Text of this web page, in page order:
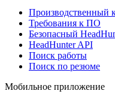
Производственный
Требования к ПО
Безопасный
HeadHunter API
Поиск работы
Поиск по резюме
Мобильное приложение